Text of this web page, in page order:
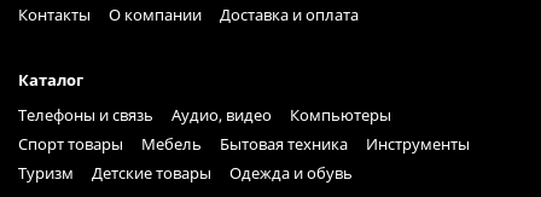
Контакты
О компании Доставка и оплата
Каталог
Телефоны и связь
Аудио, видео
Компьютеры
Спорт товары
Мебель Бытовая техника
Инструменты
Туризм
Детские товары Одежда и обувь